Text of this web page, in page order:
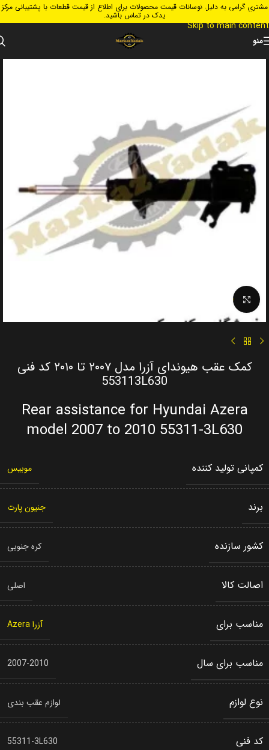
Skip to navigation
Skip to main content
مشتری گرامی به دلیل نوسانات قیمت محصولات برای اطلاع از قیمت قطعات با پشتیبانی مرکز
یدک در تماس باشید.
منو
Click to enlarge
کمک عقب هیوندای آزرا مدل ۲۰۰۷ تا ۲۰۱۰ کد فنی
553113L630
Rear assistance for Hyundai Azera
model 2007 to 2010 55311-3L630
کمپانی تولید کننده موبیس
برند جنیون پارت
کشور سازنده کره جنوبی
اصالت کالا اصلی
مناسب برای آزرا Azera
مناسب برای سال 2007-2010
نوع لوازم لوازم عقب بندی
کد فنی 55311-3L630